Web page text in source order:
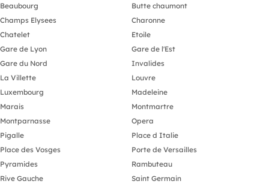
Beaubourg
Butte chaumont
Champs Elysees
Charonne
Chatelet
Etoile
Gare de Lyon
Gare de l'Est
Gare du Nord
Invalides
La Villette
Louvre
Luxembourg
Madeleine
Marais
Montmartre
Montparnasse
Opera
Pigalle
Place d Italie
Place des Vosges
Porte de Versailles
Pyramides
Rambuteau
Rive Gauche
Saint Germain